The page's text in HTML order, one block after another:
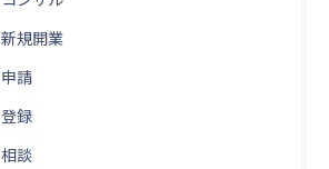
新規開業
申請
登録
相談